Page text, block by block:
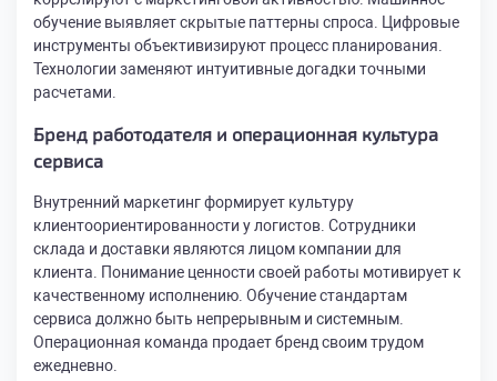
обучение выявляет скрытые паттерны спроса. Цифровые
инструменты объективизируют процесс планирования.
Технологии заменяют интуитивные догадки точными
расчетами.
Бренд работодателя и операционная культура
сервиса
Внутренний маркетинг формирует культуру
клиентоориентированности у логистов. Сотрудники
склада и доставки являются лицом компании для
клиента. Понимание ценности своей работы мотивирует к
качественному исполнению. Обучение стандартам
сервиса должно быть непрерывным и системным.
Операционная команда продает бренд своим трудом
ежедневно.